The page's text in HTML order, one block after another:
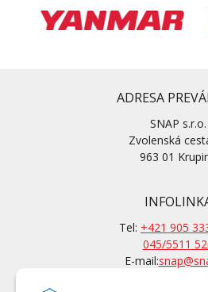
ADRESA
SNAP s.r.o.
Zvolenská
963 01
Tel: +421 905
045/5511
E-mail: